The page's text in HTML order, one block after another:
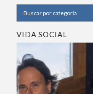
VIDA SOCIAL